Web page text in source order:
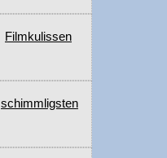
Filmkulissen
schimmligsten